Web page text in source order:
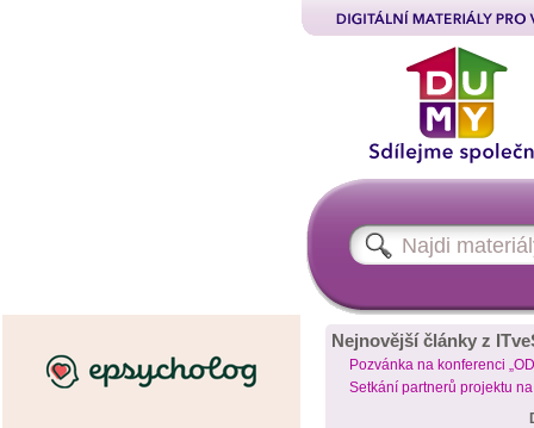
Nejnovější články z
Pozvánka na konferenci
Setkání partnerů projektu